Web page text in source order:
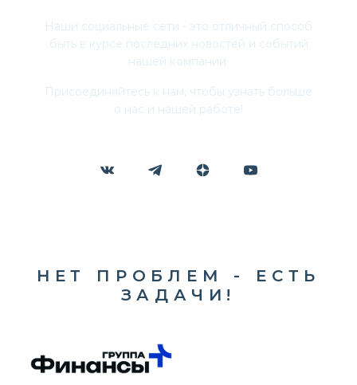
Наши социальные сети - это отличный способ
быть в курсе последних новостей и событий
нашей компании.
Присоединяйтесь к нам, чтобы узнать больше
о нас и нашей работе!
НЕТ ПРОБЛЕМ - ЕСТЬ
ЗАДАЧИ!